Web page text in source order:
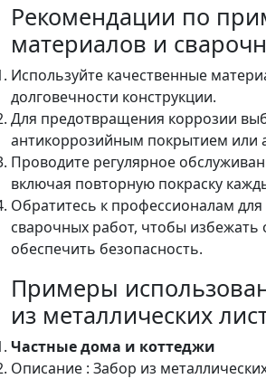
Рекомендации по
материалов и
Используйте качественные
долговечности конструкции.
Для предотвращения коррозии
антикоррозийным покрытием или
Проводите регулярное
включая повторную покраску
Обратитесь к профессионалам
сварочных работ, чтобы
обеспечить безопасность.
Примеры
из металлических
Частные дома и коттеджи
Описание : Забор из